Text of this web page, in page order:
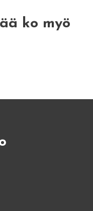
ko myö